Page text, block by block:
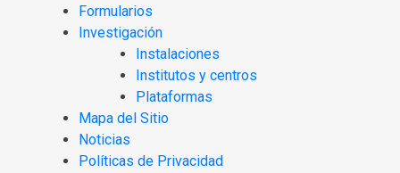
Formularios
Investigación
Instalaciones
Institutos y centros
Plataformas
Mapa del Sitio
Noticias
Políticas de Privacidad